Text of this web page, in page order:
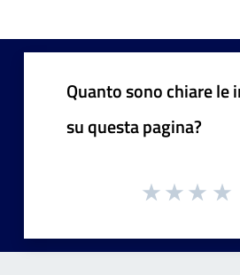
Quanto sono chiare le
su questa pagina?